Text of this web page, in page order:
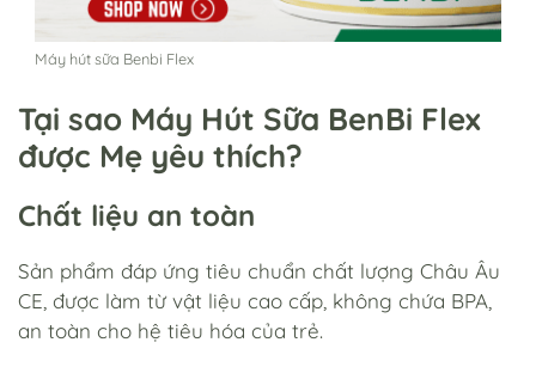
Máy hút sữa Benbi Flex
Tại sao Máy Hút Sữa BenBi Flex
được Mẹ yêu thích?
Chất liệu an toàn
Sản phẩm đáp ứng tiêu chuẩn chất lượng Châu Âu
CE, được làm từ vật liệu cao cấp, không chứa BPA,
an toàn cho hệ tiêu hóa của trẻ.